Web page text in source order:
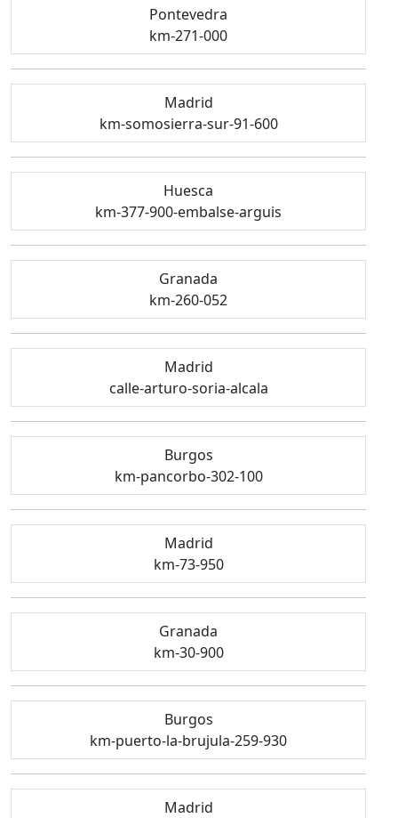
Pontevedra
km-271-000
Madrid
km-somosierra-sur-91-600
Huesca
km-377-900-embalse-arguis
Granada
km-260-052
Madrid
calle-arturo-soria-alcala
Burgos
km-pancorbo-302-100
Madrid
km-73-950
Granada
km-30-900
Burgos
km-puerto-la-brujula-259-930
Madrid